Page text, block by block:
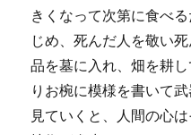
きくなって次第に食べ
じめ、死んだ人を敬い
品を墓に入れ、畑を耕
りお椀に模様を書いて
見ていくと、人間の心